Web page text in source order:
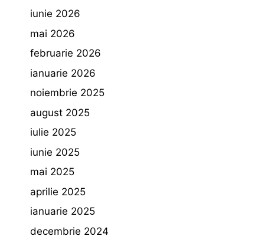
iunie 2026
mai 2026
februarie 2026
ianuarie 2026
noiembrie 2025
august 2025
iulie 2025
iunie 2025
mai 2025
aprilie 2025
ianuarie 2025
decembrie 2024